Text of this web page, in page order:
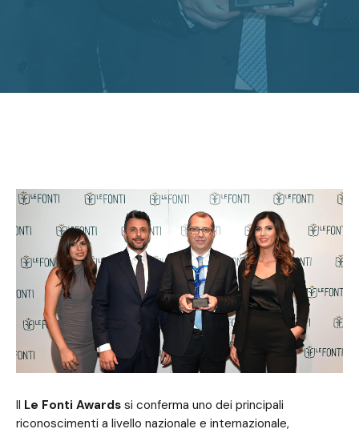
Il Le Fonti Awards si conferma uno dei principali
riconoscimenti a livello nazionale e internazionale,